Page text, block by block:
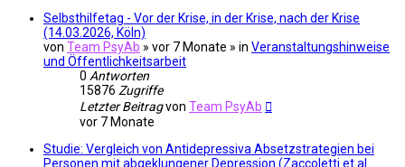
Selbsthilfetag - Vor der Krise, in der Krise, nach der Krise
(14.03.2026, Köln)
von Team PsyAb » vor 7 Monate » in Veranstaltungshinweise
und Öffentlichkeitsarbeit
0 Antworten
15876 Zugriffe
Letzter Beitragvon Team PsyAb
vor 7 Monate
Studie: Vergleich von Antidepressiva Absetzstrategien bei
Personen mit abgeklungener Depression (Zaccoletti et al.